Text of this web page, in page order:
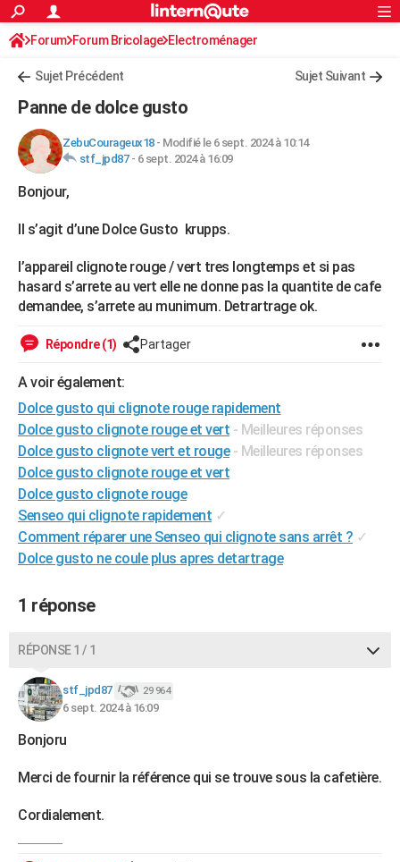
ACTUALITÉS
Politique
Société
Faits Divers
Education
Monde
Villes
+
FINANCE
Retraite
Impôts
Epargne
Immobilier
Risques naturels par ville
Banque
Assurance
Crédit
AUTO
Essais
Réserver un essai
Citadines
Berlines
SUV
Forum auto
+HIGH-TECH
Mobiles
Meilleur smartphone
Internet
Ordinateurs
Jeux vidéo
Guide high-tech
+BRICOLAGE
Forum
Aménagement intérieur
Extérieur
Cuisine
Salle de bains
Jardinage
Rangement
WEEK-END
Guides de France
Escapades
Patrimoine
Expositions
Musées
Week-end nature
+LIFESTYLE
Art de vivre
Bien-être
Loisirs
Mode
Modes de vie
SANTE
Alimentation
Guide de la santé
Maladies
Médicaments
Sommeil
VOYAGE
Destinations
City break
Voyage nature
Voyage de noces
Forum
Climat
+PHOTO
GUIDES D'ACHAT
BONS PLANS
CARTE DE VOEUX
Carte de Noël
Carte Bonne année
Carte Saint-Valentin
Carte Pâques
Carte d'anniversaire
DICTIONNAIRE
Dictionnaire
Biographies
Citations
Expressions
Proverbes
PROGRAMME TV
COPAINS D'AVANT
AVIS DE DÉCÈS
FORUM
Bricolage
Lifestyle
Culture
Sport
Auto
Television
Voyage
Cinema
S'inscrire
Connexion
Forum Forum Bricolage Electroménager
Sujet Précédent Sujet Suivant
Panne de dolce gusto
ZebuCourageux18- Modifié le 6 sept. 2024 à 10:14
stf_jpd87- 6 sept. 2024 à 16:09
Bonjour,
Il s’agit d’une Dolce Gusto krupps.
l’appareil clignote rouge / vert tres longtemps et si pas
hasard s’arrete au vert elle ne donne pas la quantite de cafe
demandee, s’arrete au munimum. Detrartrage ok.
Répondre (1) Partager
A voir également:
Dolce gusto qui clignote rouge rapidement
Dolce gusto clignote rouge et vert - Meilleures réponses
Dolce gusto clignote vert et rouge - Meilleures réponses
Dolce gusto clignote rouge et vert
Dolce gusto clignote rouge
Senseo qui clignote rapidement ✓
Comment réparer une Senseo qui clignote sans arrêt ? ✓
Dolce gusto ne coule plus apres detartrage
1 réponse
RÉPONSE 1 / 1
stf_jpd87 29 964
6 sept. 2024 à 16:09
Bonjoru
Merci de fournir la référence qui se trouve sous la cafetière.
Cordialement.